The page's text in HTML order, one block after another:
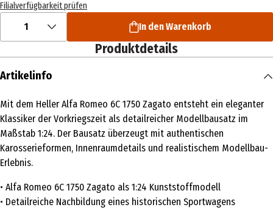
Filialverfügbarkeit prüfen
1 In den Warenkorb
Produktdetails
Artikelinfo
Mit dem Heller Alfa Romeo 6C 1750 Zagato entsteht ein eleganter
Klassiker der Vorkriegszeit als detailreicher Modellbausatz im
Maßstab 1:24. Der Bausatz überzeugt mit authentischen
Karosserieformen, Innenraumdetails und realistischem Modellbau-
Erlebnis.
• Alfa Romeo 6C 1750 Zagato als 1:24 Kunststoffmodell
• Detailreiche Nachbildung eines historischen Sportwagens